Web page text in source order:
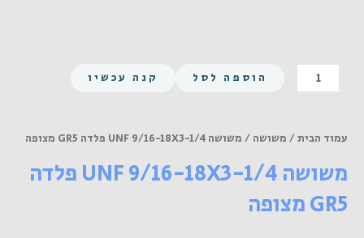
כמות
של
18X3-
פלדה
הוספה לסל קנה עכשיו
עמוד הבית/ משושה / משושה UNF 9/16-18X3-1/4 פלדה GR5 מצופה
משושה UNF 9/16-18X3-1/4 פלדה
GR5 מצופה